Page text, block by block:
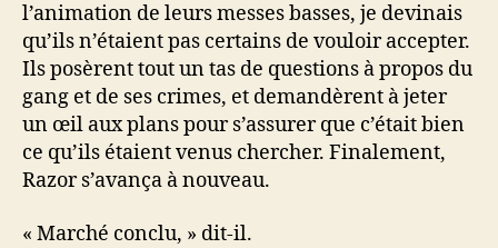
l’animation de leurs messes basses, je devinais
qu’ils n’étaient pas certains de vouloir accepter.
Ils posèrent tout un tas de questions à propos du
gang et de ses crimes, et demandèrent à jeter
un œil aux plans pour s’assurer que c’était bien
ce qu’ils étaient venus chercher. Finalement,
Razor s’avança à nouveau.
« Marché conclu, » dit-il.